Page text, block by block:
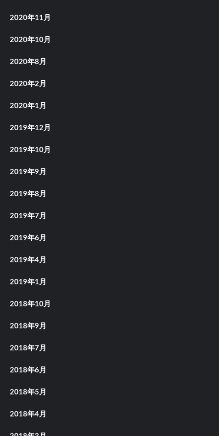
2020年11月
2020年10月
2020年8月
2020年2月
2020年1月
2019年12月
2019年10月
2019年9月
2019年8月
2019年7月
2019年6月
2019年4月
2019年1月
2018年10月
2018年9月
2018年7月
2018年6月
2018年5月
2018年4月